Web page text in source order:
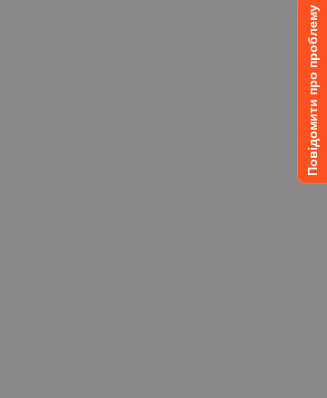
Повідомити про проблему